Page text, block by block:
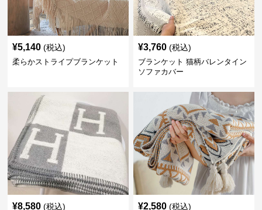
¥5,140 (税込)
柔らかストライプブランケット
¥3,760 (税込)
ブランケット 猫柄バレンタイン
ソファカバー
¥8,580 (税込) ¥2,580 (税込)